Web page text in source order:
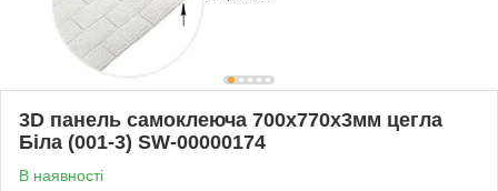
3D панель самоклеюча 700х770х3мм цегла
Біла (001-3) SW-00000174
В наявності